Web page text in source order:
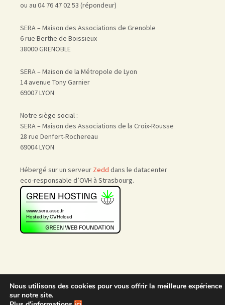
ou au 04 76 47 02 53 (répondeur)
SERA – Maison des Associations de Grenoble
6 rue Berthe de Boissieux
38000 GRENOBLE
SERA – Maison de la Métropole de Lyon
14 avenue Tony Garnier
69007 LYON
Notre siège social :
SERA – Maison des Associations de la Croix-Rousse
28 rue Denfert-Rochereau
69004 LYON
Hébergé sur un serveur Zedd dans le datacenter
eco-responsable d’OVH à Strasbourg.
Accueil | Nous rejoindre
Admin
Nous utilisons des cookies pour vous offrir la meilleure expérience
sur notre site.